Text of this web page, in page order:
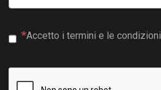
Accetto i termini e le condizioni